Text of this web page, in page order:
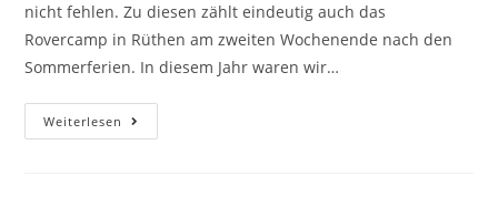
nicht fehlen. Zu diesen zählt eindeutig auch das
Rovercamp in Rüthen am zweiten Wochenende nach den
Sommerferien. In diesem Jahr waren wir…
Weiterlesen Rovercamp